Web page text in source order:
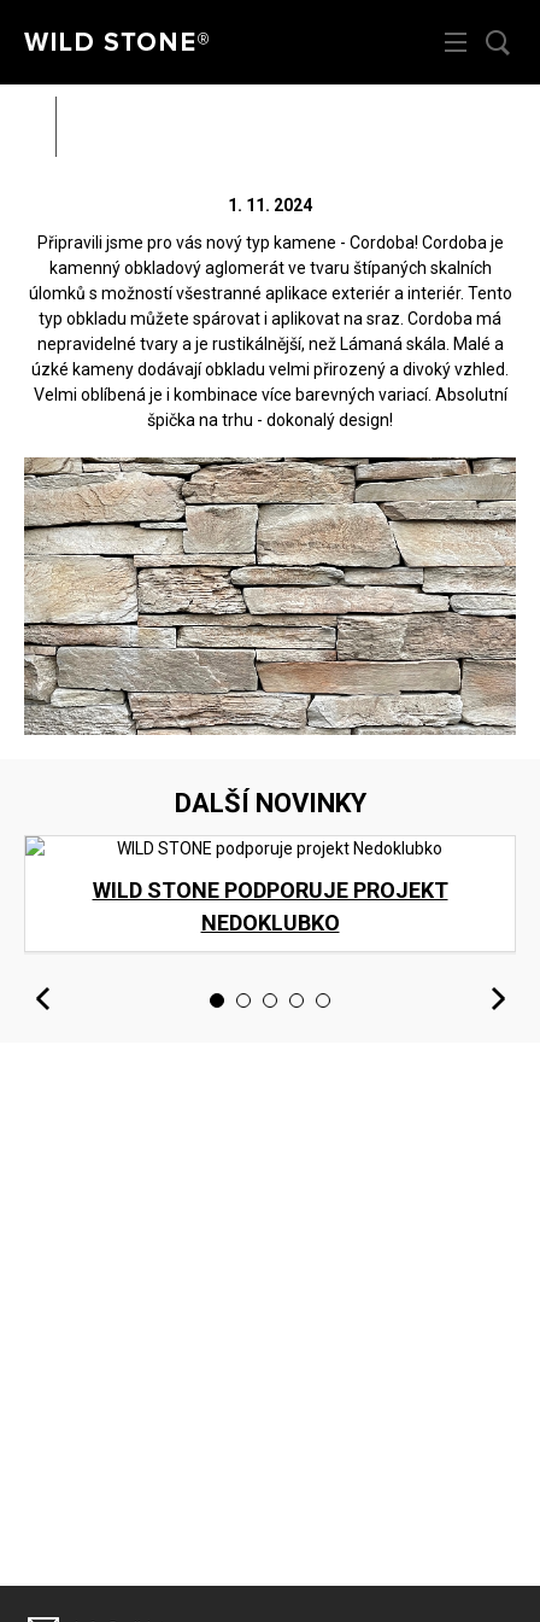
Menu
Rádi vám poradíme na
1. 11. 2024
Připravili jsme pro vás nový typ kamene - Cordoba! Cordoba je
kamenný obkladový aglomerát ve tvaru štípaných skalních
úlomků s možností všestranné aplikace exteriér a interiér. Tento
typ obkladu můžete spárovat i aplikovat na sraz. Cordoba má
nepravidelné tvary a je rustikálnější, než Lámaná skála. Malé a
úzké kameny dodávají obkladu velmi přirozený a divoký vzhled.
Velmi oblíbená je i kombinace více barevných variací. Absolutní
špička na trhu - dokonalý design!
DALŠÍ NOVINKY
WILD STONE PODPORUJE PROJEKT
NEDOKLUBKO
>